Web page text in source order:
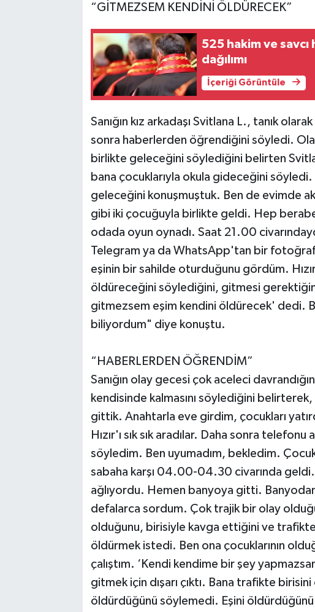
“GİTMEZSEM KENDİNİ ÖLDÜRECEK”
525 hakim ve
dağılımı
İçeriği Görüntüle
Sanığın kız arkadaşı Svitlana L., tanık
sonra haberlerden öğrendiğini söyledi.
birlikte geleceğini söylediğini belirten
bana çocuklarıyla okula gideceğini
geleceğini konuşmuştuk. Ben de evimde
gibi iki çocuğuyla birlikte geldi. Hep
odada oyun oynadı. Saat 21.00
Telegram ya da WhatsApp'tan bir fotoğraf
eşinin bir sahilde oturduğunu gördüm.
öldüreceğini söylediğini, gitmesi
gitmezsem eşim kendini öldürecek' dedi.
biliyordum" diye konuştu.
“HABERLERDEN ÖĞRENDİM”
Sanığın olay gecesi çok aceleci
kendisinde kalmasını söylediğini belirterek,
gittik. Anahtarla eve girdim, çocukları
Hızır'ı sık sık aradılar. Daha sonra
söyledim. Ben uyumadım, bekledim.
sabaha karşı 04.00-04.30 civarında geldi.
ağlıyordu. Hemen banyoya gitti. Banyodan
defalarca sordum. Çok trajik bir olay
olduğunu, birisiyle kavga ettiğini ve
öldürmek istedi. Ben ona çocuklarının
çalıştım. ‘Kendi kendime bir şey
gitmek için dışarı çıktı. Bana trafikte
öldürdüğünü söylemedi. Eşini